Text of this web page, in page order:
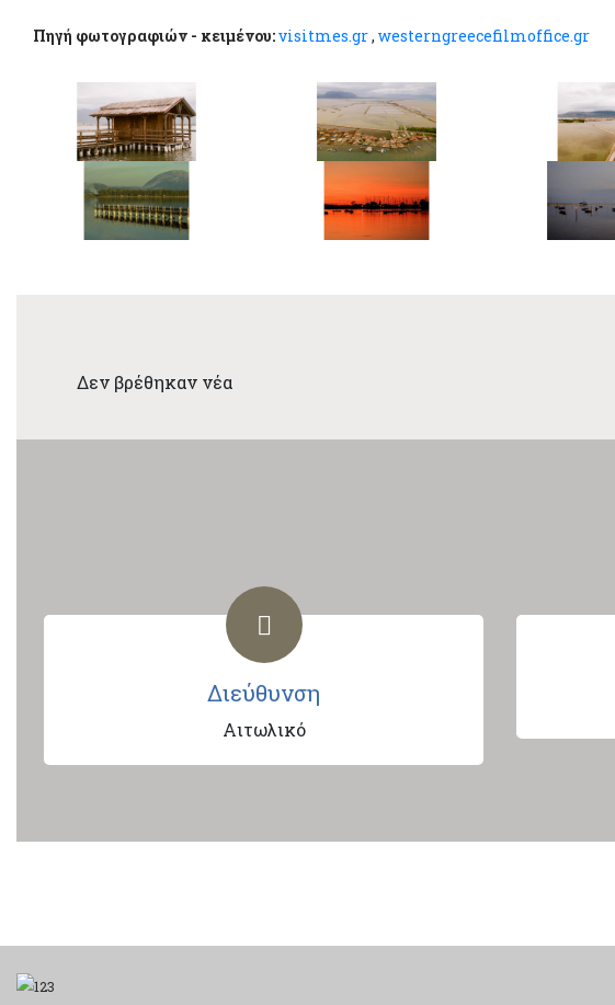
Πηγή φωτογραφιών - κειμένου:visitmes.gr, westerngreecefilmoffice.gr
Δεν βρέθηκαν νέα
Διεύθυνση
Αιτωλικό